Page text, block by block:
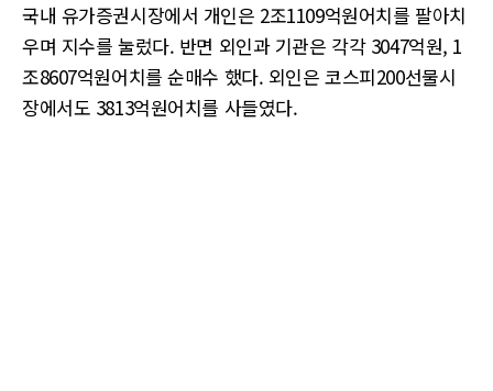
국내 유가증권시장에서 개인은 2조1109억원어치를 팔아치
우며 지수를 눌렀다. 반면 외인과 기관은 각각 3047억원, 1
조8607억원어치를 순매수 했다. 외인은 코스피200선물시
장에서도 3813억원어치를 사들였다.